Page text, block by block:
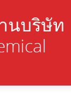
นบริษัท